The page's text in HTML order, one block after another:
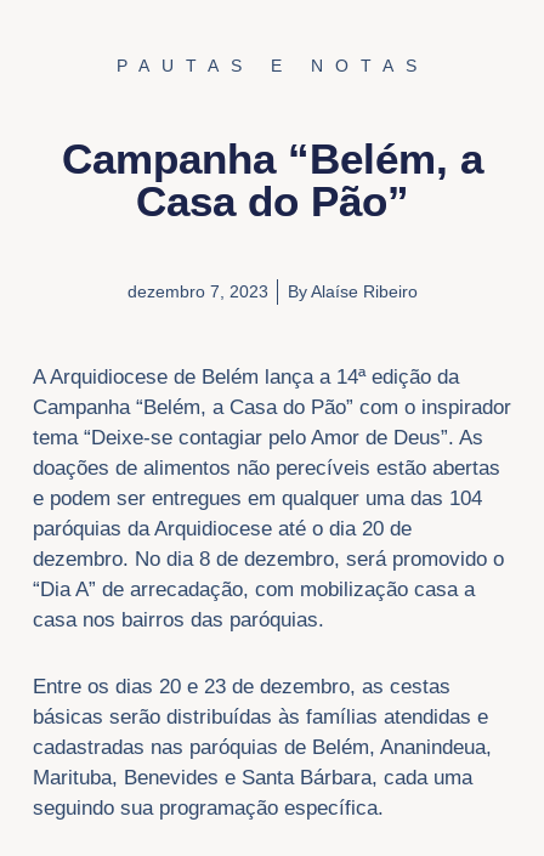
PAUTAS E NOTAS
Campanha “Belém, a
Casa do Pão”
dezembro 7, 2023 ByAlaíse Ribeiro
A Arquidiocese de Belém lança a 14ª edição da
Campanha “Belém, a Casa do Pão” com o inspirador
tema “Deixe-se contagiar pelo Amor de Deus”. As
doações de alimentos não perecíveis estão abertas
e podem ser entregues em qualquer uma das 104
paróquias da Arquidiocese até o dia 20 de
dezembro. No dia 8 de dezembro, será promovido o
“Dia A” de arrecadação, com mobilização casa a
casa nos bairros das paróquias.
Entre os dias 20 e 23 de dezembro, as cestas
básicas serão distribuídas às famílias atendidas e
cadastradas nas paróquias de Belém, Ananindeua,
Marituba, Benevides e Santa Bárbara, cada uma
seguindo sua programação específica.